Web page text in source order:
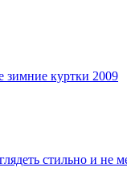
зимние куртки 2009
стильно и не